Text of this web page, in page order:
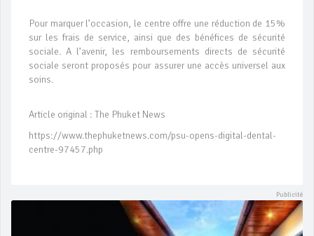
Pour marquer l’occasion, le centre offre une réduction de 15%
sur les frais de service, ainsi que des bénéfices de sécurité
sociale. A l’avenir, les remboursements directs de sécurité
sociale seront proposés pour assurer une accès universel aux
soins.
Article original : The Phuket News
https://www.thephuketnews.com/psu-opens-digital-dental-
centre-97457.php